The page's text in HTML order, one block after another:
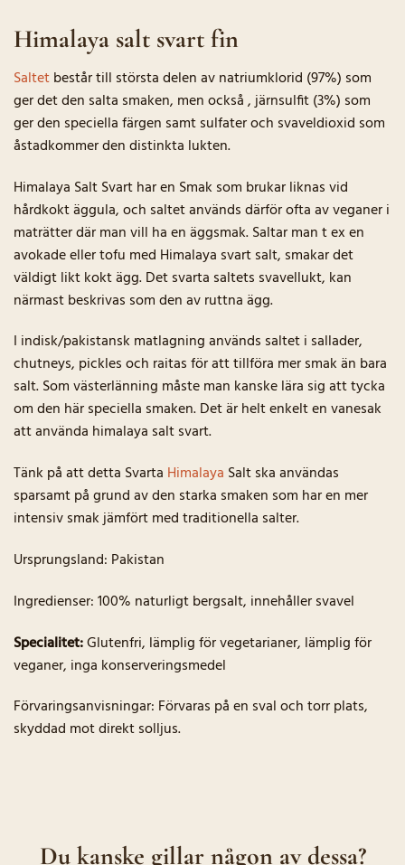
Himalaya salt svart fin
Saltetbestår till största delen av natriumklorid (97%) som
ger det den salta smaken, men också , järnsulfit (3%) som
ger den speciella färgen samt sulfater och svaveldioxid som
åstadkommer den distinkta lukten.
Himalaya Salt Svart har en Smak som brukar liknas vid
hårdkokt äggula, och saltet används därför ofta av veganer i
maträtter där man vill ha en äggsmak. Saltar man t ex en
avokade eller tofu med Himalaya svart salt, smakar det
väldigt likt kokt ägg. Det svarta saltets svavellukt, kan
närmast beskrivas som den av ruttna ägg.
I indisk/pakistansk matlagning används saltet i sallader,
chutneys, pickles och raitas för att tillföra mer smak än bara
salt. Som västerlänning måste man kanske lära sig att tycka
om den här speciella smaken. Det är helt enkelt en vanesak
att använda himalaya salt svart.
Tänk på att detta Svarta Himalaya Salt ska användas
sparsamt på grund av den starka smaken som har en mer
intensiv smak jämfört med traditionella salter.
Ursprungsland: Pakistan
Ingredienser: 100% naturligt bergsalt, innehåller svavel
Specialitet:Glutenfri, lämplig för vegetarianer, lämplig för
veganer, inga konserveringsmedel
Förvaringsanvisningar: Förvaras på en sval och torr plats,
skyddad mot direkt solljus.
Du kanske gillar någon av dessa?